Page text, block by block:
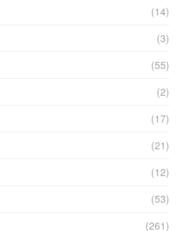
(14)
(3)
(55)
(2)
(17)
(21)
(12)
(53)
(261)